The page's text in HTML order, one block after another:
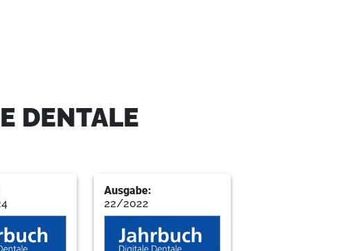
Fotografie
DENTALE
Ausgabe:
22/2022